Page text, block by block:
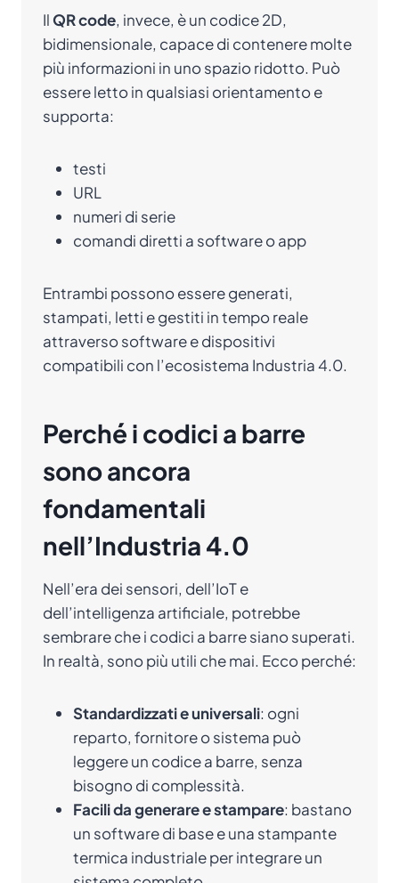
IlQR code, invece, è un codice 2D,
bidimensionale, capace di contenere molte
più informazioni in uno spazio ridotto. Può
essere letto in qualsiasi orientamento e
supporta:
testi
URL
numeri di serie
comandi diretti a software o app
Entrambi possono essere generati,
stampati, letti e gestiti in tempo reale
attraverso software e dispositivi
compatibili con l’ecosistema Industria 4.0.
Perché i codici a barre
sono ancora
fondamentali
nell’Industria 4.0
Nell’era dei sensori, dell’IoT e
dell’intelligenza artificiale, potrebbe
sembrare che i codici a barre siano superati.
In realtà, sono più utili che mai. Ecco perché:
Standardizzati e universali: ogni
reparto, fornitore o sistema può
leggere un codice a barre, senza
bisogno di complessità.
Facili da generare e stampare: bastano
un software di base e una stampante
termica industriale per integrare un